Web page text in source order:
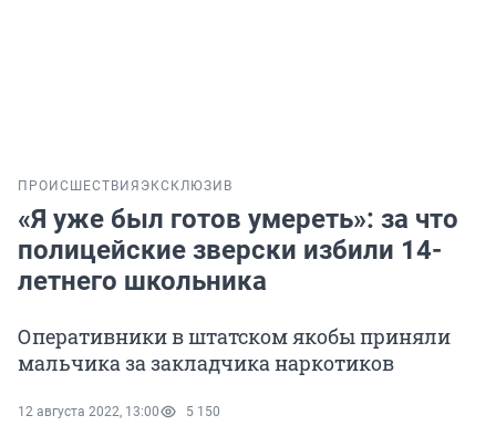
ПРОИСШЕСТВИЯ ЭКСКЛЮЗИВ
«Я уже был готов умереть»: за что
полицейские зверски избили 14-
летнего школьника
Оперативники в штатском якобы приняли
мальчика за закладчика наркотиков
12 августа 2022, 13:00 5 150